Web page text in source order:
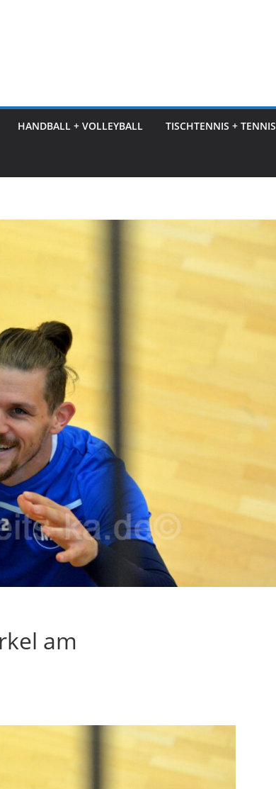
HANDBALL + VOLLEYBALL TISCHTENNIS + TENNIS
am